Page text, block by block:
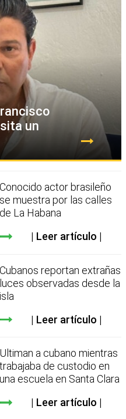
un
Conocido actor brasileño
se muestra por las calles
de La Habana
Leer artículo
Cubanos reportan extrañas
luces observadas desde la
isla
Leer artículo
Ultiman a cubano mientras
trabajaba de custodio en
una escuela en Santa Clara
Leer artículo